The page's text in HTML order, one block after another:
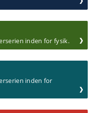
inden for fysik.
inden for